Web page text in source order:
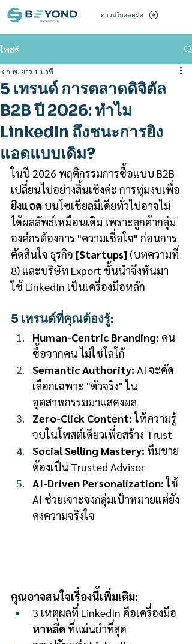
ดาวน์โหลดคู่มือ
โพสต์
5 เทรนด์ การตลาดดิจิตัล
B2B ปี 2026: ทำไม
LinkedIn ถึงชนะการยิง
แอดแบบเดิม?
3 ก.พ. ยาว 1 นาที
ในปี 2026 พฤติกรรมการซื้อแบบ B2B
เปลี่ยนไปอย่างสิ้นเชิงค่ะ การทุ่มงบเพื่อ
ยิงแอด บนโซเชียลมีเดียทั่วไปอาจไม่
ได้ผลลัพธ์เหมือนเดิม เพราะลูกค้ากลุ่ม
องค์กรต้องการ "ความเชื่อใจ" ก่อนการ
ตัดสินใจ ธุรกิจ [Startups] (บทความที่
8) และบริษัท Export ชั้นนำจึงหันมา
ใช้ LinkedIn เป็นเครื่องมือหลัก
5 เทรนด์ที่คุณต้องรู้:
Human-Centric Branding: คน
ซื้อจากคน ไม่ใช่โลโก้
Semantic Authority: AI จะคัด
เลือกเฉพาะ "ตัวจริง" ใน
อุตสาหกรรมมาแสดงผล
Zero-Click Content: ให้ความรู้
จบในโพสต์เดียวเพื่อสร้าง Trust
Social Selling Mastery: ทีมขาย
ต้องเป็น Trusted Advisor
AI-Driven Personalization: ใช้
AI ช่วยเจาะจงกลุ่มเป้าหมายแต่ยัง
คงความจริงใจ
คุณอาจสนใจเรื่องนี้เพิ่มเติม:
3 เหตุผลที่ LinkedIn คือเครื่องมือ
หาหลีด ที่แม่นยำที่สุด